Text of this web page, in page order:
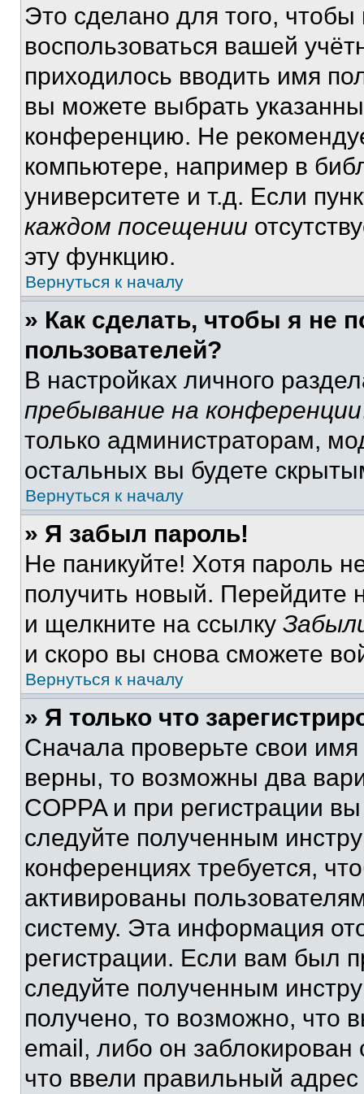
Это сделано для того, чтобы
воспользоваться вашей
приходилось вводить имя
вы можете выбрать
конференцию. Не
компьютере, например в
университете и т.д. Если
каждом посещении
эту функцию.
Вернуться к началу
» Как сделать, чтобы я не
пользователей?
В настройках личного
пребывание на конференции
только администраторам,
остальных вы будете
Вернуться к началу
» Я забыл пароль!
Не паникуйте! Хотя пароль
получить новый. Перейдите
и щелкните на ссылку
и скоро вы снова сможете
Вернуться к началу
» Я только что
Сначала проверьте свои
верны, то возможны два
COPPA и при регистрации
следуйте полученным
конференциях требуется,
активированы
систему. Эта информация
регистрации. Если вам был
следуйте полученным
получено, то возможно, что
email, либо он
что ввели правильный адрес